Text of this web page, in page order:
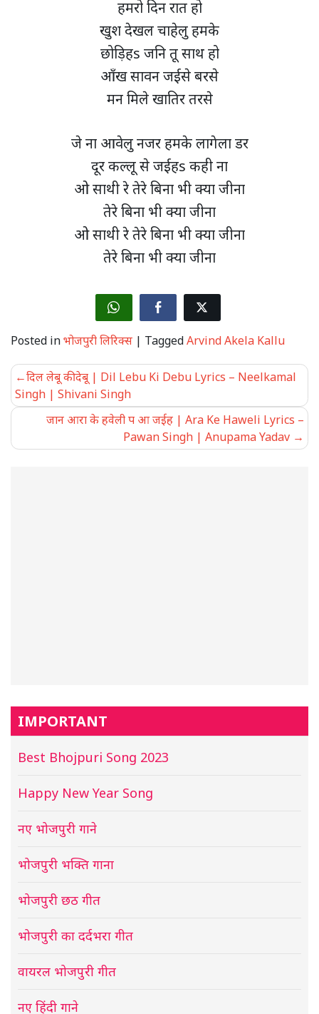
हमरो दिन रात हो
खुश देखल चाहेलु हमके
छोड़िहs जनि तू साथ हो
आँख सावन जईसे बरसे
मन मिले खातिर तरसे
जे ना आवेलु नजर हमके लागेला डर
दूर कल्लू से जईहs कही ना
ओ साथी रे तेरे बिना भी क्या जीना
तेरे बिना भी क्या जीना
ओ साथी रे तेरे बिना भी क्या जीना
तेरे बिना भी क्या जीना
Posted inभोजपुरी लिरिक्स | TaggedArvind Akela Kallu
Post
navigation
दिल लेबू की देबू | Dil Lebu Ki Debu Lyrics – Neelkamal
Singh | Shivani Singh
जान आरा के हवेली प आ जईह | Ara Ke Haweli Lyrics –
Pawan Singh | Anupama Yadav
IMPORTANT
Best Bhojpuri Song 2023
Happy New Year Song
नए भोजपुरी गाने
भोजपुरी भक्ति गाना
भोजपुरी छठ गीत
भोजपुरी का दर्दभरा गीत
वायरल भोजपुरी गीत
नए हिंदी गाने